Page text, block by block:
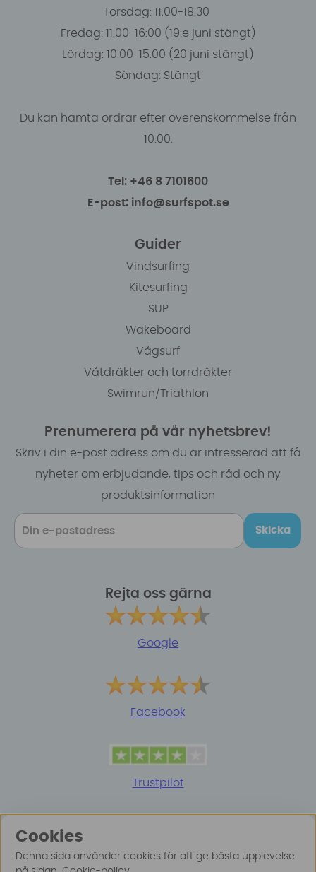
Torsdag: 11.00-18.30
Fredag: 11.00-16:00 (19:e juni stängt)
Lördag: 10.00-15.00 (20 juni stängt)
Söndag: Stängt
Du kan hämta ordrar efter överenskommelse från
10.00.
Tel: +46 8 7101600
E-post: info@surfspot.se
Guider
Vindsurfing
Kitesurfing
SUP
Wakeboard
Vågsurf
Våtdräkter och torrdräkter
Swimrun/Triathlon
Prenumerera på vår nyhetsbrev!
Skriv i din e-post adress om du är intresserad att få
nyheter om erbjudande, tips och råd och ny
produktsinformation
Skicka
Rejta oss gärna
Google
Facebook
Trustpilot
Cookies
Denna sida använder cookies för att ge bästa upplevelse